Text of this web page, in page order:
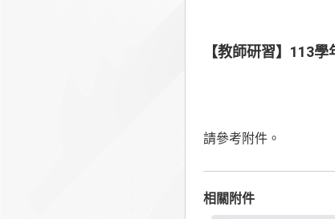
【教師研習】113
請參考附件。
相關附件